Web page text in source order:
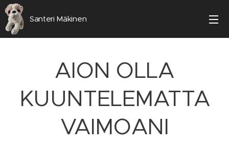
Santeri Mäkinen
AION OLLA
KUUNTELEMATTA
VAIMOANI